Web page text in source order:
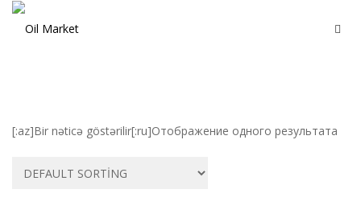
[:az]Bir nəticə göstərilir[:ru]Отображение одного результата